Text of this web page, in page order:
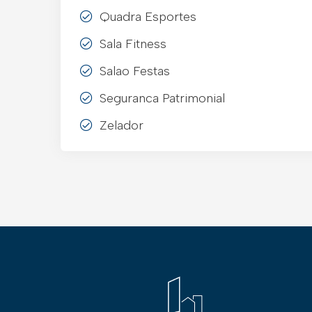
Quadra Esportes
Sala Fitness
Salao Festas
Seguranca Patrimonial
Zelador